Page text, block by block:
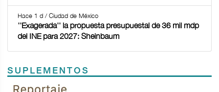
Hace 1 d / Ciudad de México
''Exagerada'' la propuesta presupuestal de 36 mil mdp
del INE para 2027: Sheinbaum
SUPLEMENTOS